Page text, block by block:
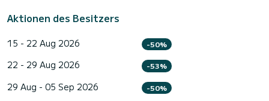
Aktionen des Besitzers
15 - 22 Aug 2026 -50%
22 - 29 Aug 2026 -53%
29 Aug - 05 Sep 2026 -50%